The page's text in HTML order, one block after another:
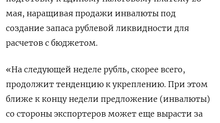
мая, ‌наращивая продажи инвалюты под
создание запаса рублевой ликвидности для
расчетов с бюджетом.
«На следующей неделе рубль, скорее всего,
продолжит тенденцию к укреплению. ​При этом
ближе к концу недели предложение (инвалюты)
со стороны экспортеров может еще вырасти за